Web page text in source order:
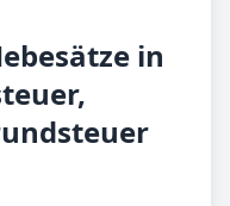
in